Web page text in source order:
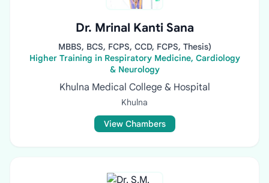
Dr. Mrinal Kanti Sana
MBBS, BCS, FCPS, CCD, FCPS, Thesis)
Higher Training in Respiratory Medicine, Cardiology
& Neurology
Khulna Medical College & Hospital
Khulna
View Chambers